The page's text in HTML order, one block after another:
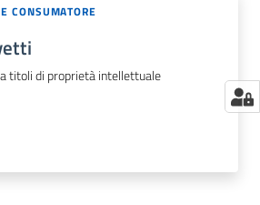
CONSUMATORE
titoli di proprietà intellettuale